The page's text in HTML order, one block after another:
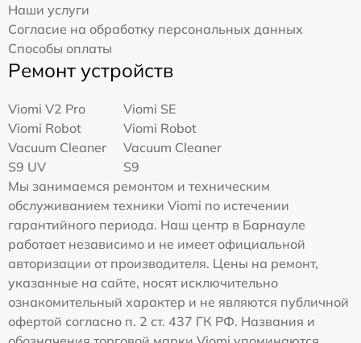
Наши услуги
Согласие на обработку персональных данных
Способы оплаты
Ремонт устройств
Viomi V2 Pro
Viomi SE
Viomi Robot
Vacuum Cleaner
S9 UV
Viomi Robot
Vacuum Cleaner
S9
Мы занимаемся ремонтом и техническим
обслуживанием техники Viomi по истечении
гарантийного периода. Наш центр в Барнауле
работает независимо и не имеет официальной
авторизации от производителя. Цены на ремонт,
указанные на сайте, носят исключительно
ознакомительный характер и не являются публичной
офертой согласно п. 2 ст. 437 ГК РФ. Названия и